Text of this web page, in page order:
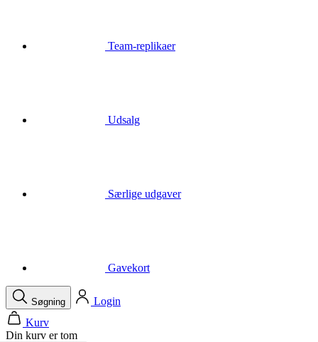
Team-replikaer
Udsalg
Særlige udgaver
Gavekort
Søgning
Login
Kurv
Din kurv er tom